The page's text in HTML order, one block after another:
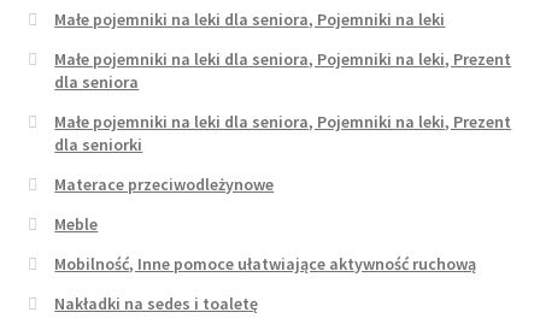
Małe pojemniki na leki dla seniora, Pojemniki na leki
Małe pojemniki na leki dla seniora, Pojemniki na leki, Prezent
dla seniora
Małe pojemniki na leki dla seniora, Pojemniki na leki, Prezent
dla seniorki
Materace przeciwodleżynowe
Meble
Mobilność, Inne pomoce ułatwiające aktywność ruchową
Nakładki na sedes i toaletę